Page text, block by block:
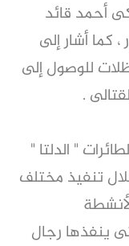
أحمد قائد
كما أشار إلى
للوصول إلى
.
" الدلتا "
تنفيذ مختلف
ينفذها رجال